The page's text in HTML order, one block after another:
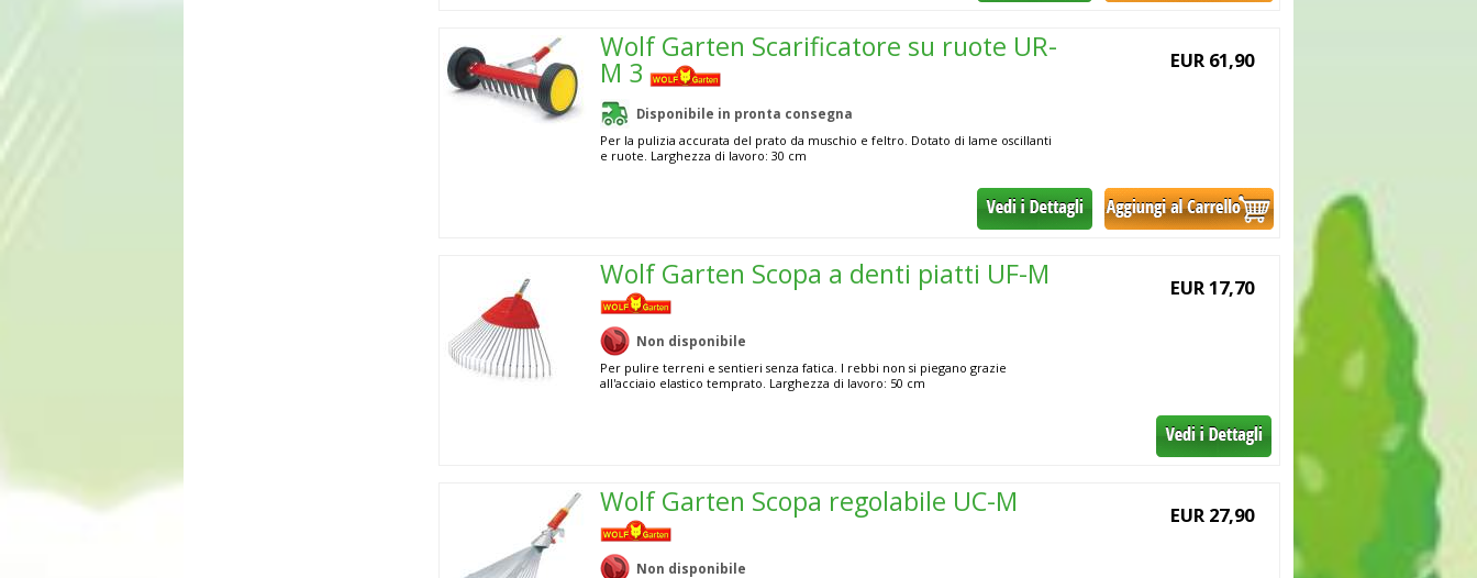
Wolf Garten Scarificatore su ruote UR-
M 3
Disponibile in pronta consegna
Per la pulizia accurata del prato da muschio e feltro. Dotato di lame oscillanti
e ruote. Larghezza di lavoro: 30 cm
EUR 61,90
Wolf Garten Scopa a denti piatti UF-M
Non disponibile
Per pulire terreni e sentieri senza fatica. I rebbi non si piegano grazie
all'acciaio elastico temprato. Larghezza di lavoro: 50 cm
EUR 17,70
Wolf Garten Scopa regolabile UC-M
Non disponibile
EUR 27,90